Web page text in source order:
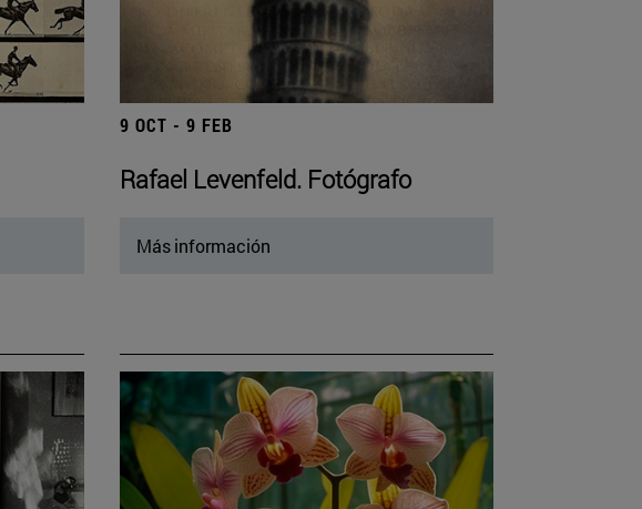
9 OCT - 9 FEB
Rafael Levenfeld. Fotógrafo
Más información